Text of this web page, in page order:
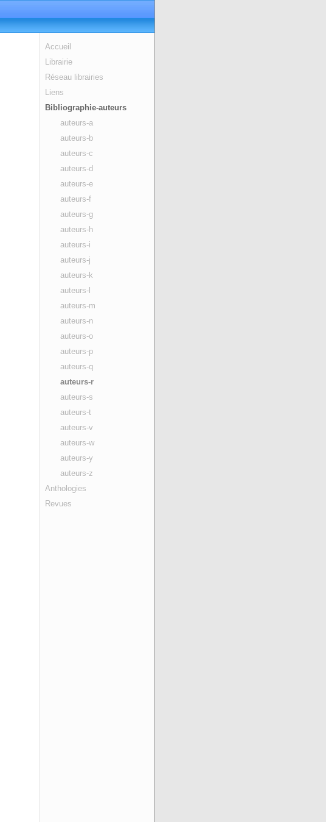
Accueil
Librairie
Réseau librairies
Liens
Bibliographie-auteurs
auteurs-a
auteurs-b
auteurs-c
auteurs-d
auteurs-e
auteurs-f
auteurs-g
auteurs-h
auteurs-i
auteurs-j
auteurs-k
auteurs-l
auteurs-m
auteurs-n
auteurs-o
auteurs-p
auteurs-q
auteurs-r
auteurs-s
auteurs-t
auteurs-v
auteurs-w
auteurs-y
auteurs-z
Anthologies
Revues